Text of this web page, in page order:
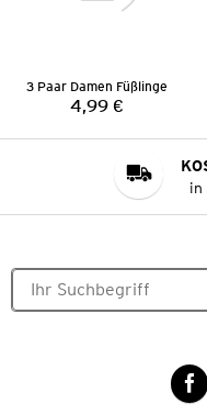
3 Paar Damen Füßlinge
Preis:
4,99 €
in